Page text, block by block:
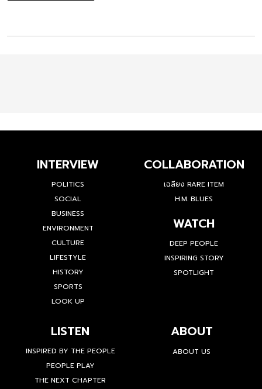
INTERVIEW
POLITICS
SOCIAL
BUSINESS
ENVIRONMENT
CULTURE
LIFESTYLE
HISTORY
SPORTS
LOOK UP
COLLABORATION
เฉลียง RARE ITEM
H.M. BLUES
WATCH
DEEP PEOPLE
INSPIRING STORY
SPOTLIGHT
LISTEN
INSPIRED BY THE PEOPLE
PEOPLE PLAY
THE NEXT CHAPTER
ABOUT
ABOUT US